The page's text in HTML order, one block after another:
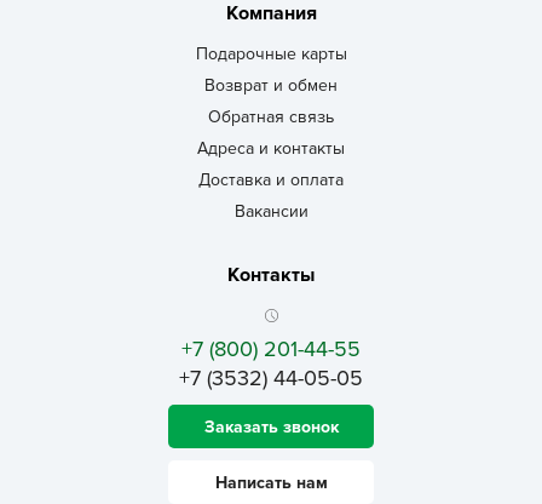
Компания
Подарочные карты
Возврат и обмен
Обратная связь
Адреса и контакты
Доставка и оплата
Вакансии
Контакты
+7 (800) 201-44-55
+7 (3532) 44-05-05
Заказать звонок
Написать нам